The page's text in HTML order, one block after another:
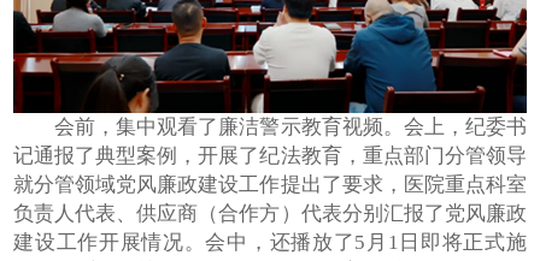
会前，集中观看了廉洁警示教育视频。会上，纪委书
记通报了典型案例，开展了纪法教育，重点部门分管领导
就分管领域党风廉政建设工作提出了要求，医院重点科室
负责人代表、供应商（合作方）代表分别汇报了党风廉政
建设工作开展情况。会中，还播放了5月1日即将正式施